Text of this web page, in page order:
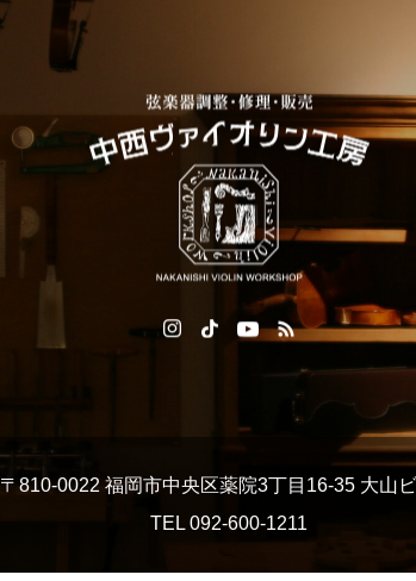
〒810-0022 福岡市中央区薬院3丁目16-35 大山
TEL 092‐600‐1211